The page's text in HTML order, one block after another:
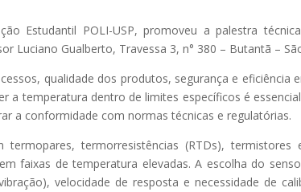
Estudantil POLI-USP, promoveu a palestra
Luciano Gualberto, Travessa 3, n° 380 – Butantã –
qualidade dos produtos, segurança e eficiência
a temperatura dentro de limites específicos é
a conformidade com normas técnicas e regulatórias.
termorresistências (RTDs), termistores
faixas de temperatura elevadas. A escolha do
velocidade de resposta e necessidade de